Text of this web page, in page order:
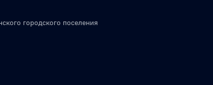
городского поселения